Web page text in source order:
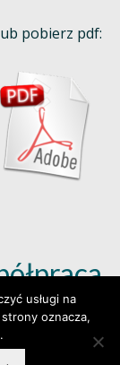
pobierz pdf:
więcej (klik)
usługi na
oznacza,